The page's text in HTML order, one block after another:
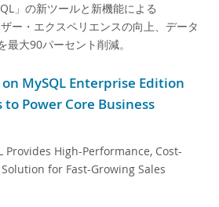
」の新ツールと新機能による
ー・エクスペリエンスの向上、データ
大90パーセント削減。
MySQL Enterprise Edition
Power Core Business
Provides High-Performance, Cost-
for Fast-Growing Sales